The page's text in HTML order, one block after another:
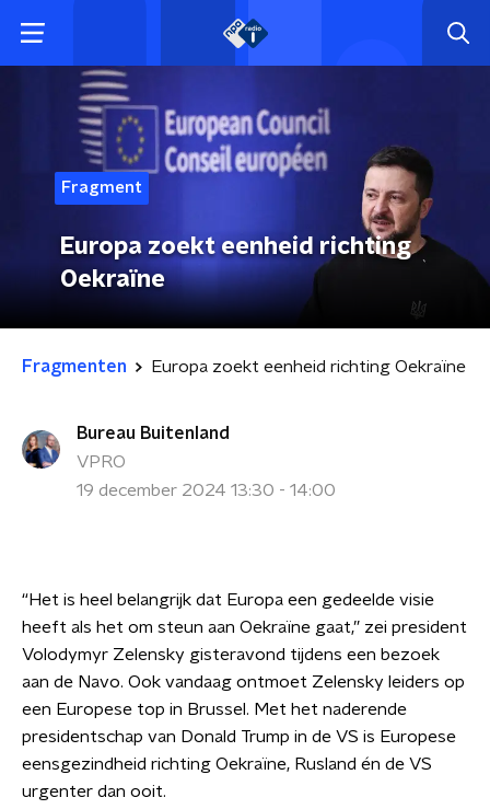
Fragment
Europa zoekt eenheid richting
Oekraïne
Fragmenten Europa zoekt eenheid richting Oekraïne
Bureau Buitenland
VPRO
19 december 2024 13:30 - 14:00
“Het is heel belangrijk dat Europa een gedeelde visie
heeft als het om steun aan Oekraïne gaat,” zei president
Volodymyr Zelensky gisteravond tijdens een bezoek
aan de Navo. Ook vandaag ontmoet Zelensky leiders op
een Europese top in Brussel. Met het naderende
presidentschap van Donald Trump in de VS is Europese
eensgezindheid richting Oekraïne, Rusland én de VS
urgenter dan ooit.